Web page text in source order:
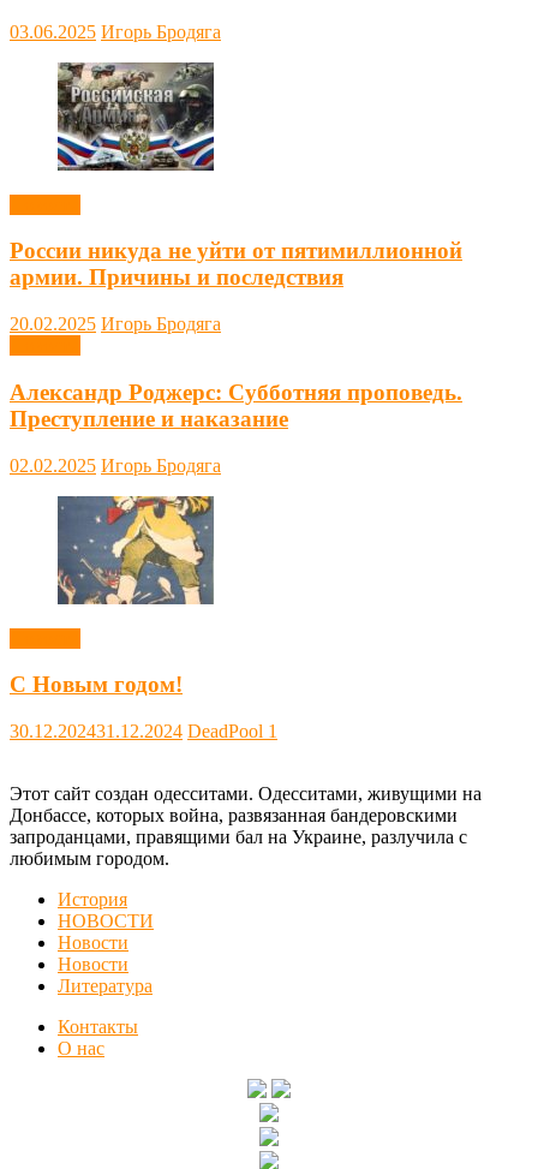
03.06.2025 Игорь Бродяга
России никуда не уйти от пятимиллионной
армии. Причины и последствия
20.02.2025 Игорь Бродяга
Александр Роджерс: Субботняя проповедь.
Преступление и наказание
02.02.2025 Игорь Бродяга
С Новым годом!
30.12.202431.12.2024 DeadPool 1
Этот сайт создан одесситами. Одесситами, живущими на
Донбассе, которых война, развязанная бандеровскими
запроданцами, правящими бал на Украине, разлучила с
любимым городом.
История
НОВОСТИ
Новости
Новости
Литература
Контакты
О нас